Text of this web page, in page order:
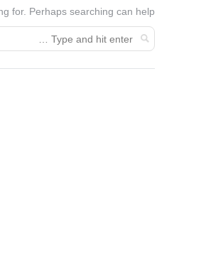
for. Perhaps searching can help.